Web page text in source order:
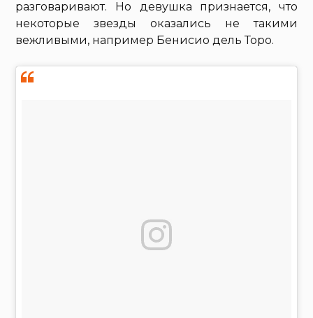
разговаривают. Но девушка признается, что
некоторые звезды оказались не такими
вежливыми, например Бенисио дель Торо.